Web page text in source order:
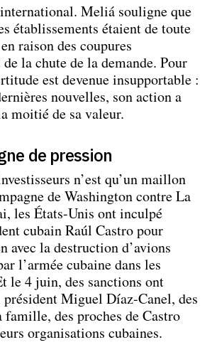
Meliá souligne que
établissements étaient de toute
raison des coupures
la chute de la demande. Pour
est devenue insupportable :
nouvelles, son action a
moitié de sa valeur.
de pression
n’est qu’un maillon
de Washington contre La
les États-Unis ont inculpé
cubain Raúl Castro pour
avec la destruction d’avions
l’armée cubaine dans les
le 4 juin, des sanctions ont
président Miguel Díaz-Canel, des
famille, des proches de Castro
organisations cubaines.